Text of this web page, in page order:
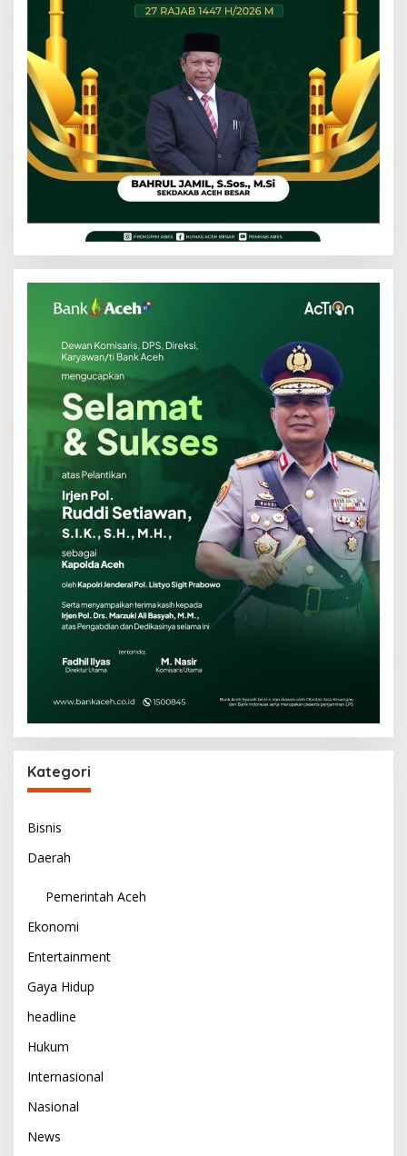
Kategori
Bisnis
Daerah
Pemerintah Aceh
Ekonomi
Entertainment
Gaya Hidup
headline
Hukum
Internasional
Nasional
News